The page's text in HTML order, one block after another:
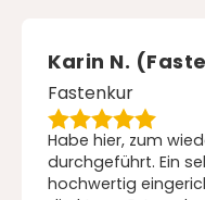
Karin N.
Fastenkur
Habe hier, zum
durchgeführt. Ein
hochwertig